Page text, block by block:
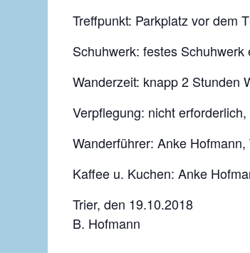
Treffpunkt: Parkplatz vor dem
Schuhwerk: festes Schuhwerk
Wanderzeit: knapp 2 Stunden
Verpflegung: nicht
Wanderführer: Anke
Kaffee u. Kuchen: Anke
Trier, den 19.10.2018
B. Hofmann